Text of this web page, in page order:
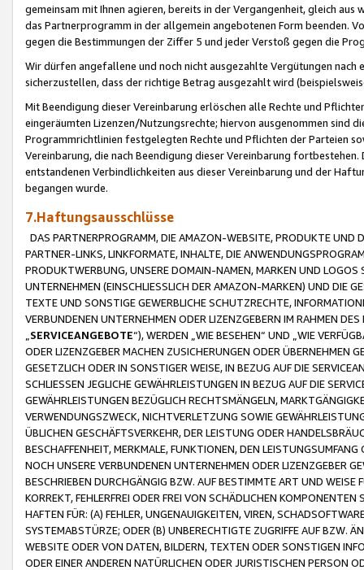
gemeinsam mit Ihnen agieren, bereits in der Vergangenheit, gleich
das Partnerprogramm in der allgemein angebotenen Form beenden.
gegen die Bestimmungen der Ziffer 5 und jeder Verstoß gegen die
Wir dürfen angefallene und noch nicht ausgezahlte Vergütungen
sicherzustellen, dass der richtige Betrag ausgezahlt wird
Mit Beendigung dieser Vereinbarung erlöschen alle Rechte und
eingeräumten Lizenzen/Nutzungsrechte; hiervon ausgenommen sind
Programmrichtlinien festgelegten Rechte und Pflichten der Parteien
Vereinbarung, die nach Beendigung dieser Vereinbarung
entstandenen Verbindlichkeiten aus dieser Vereinbarung und der
begangen wurde.
7.Haftungsausschlüsse
DAS PARTNERPROGRAMM, DIE AMAZON-WEBSITE, PRODUKTE UND
PARTNER-LINKS, LINKFORMATE, INHALTE, DIE
PRODUKTWERBUNG, UNSERE DOMAIN-NAMEN, MARKEN UND
UNTERNEHMEN (EINSCHLIESSLICH DER AMAZON-MARKEN) UND DIE
TEXTE UND SONSTIGE GEWERBLICHE SCHUTZRECHTE,
VERBUNDENEN UNTERNEHMEN ODER LIZENZGEBERN IM RAHMEN
SERVICEANGEBOTE“), WERDEN „WIE BESEHEN“ UND „WIE
ODER LIZENZGEBER MACHEN ZUSICHERUNGEN ODER ÜBERNEHMEN
GESETZLICH ODER IN SONSTIGER WEISE, IN BEZUG AUF DIE
SCHLIESSEN JEGLICHE GEWÄHRLEISTUNGEN IN BEZUG AUF DIE
GEWÄHRLEISTUNGEN BEZÜGLICH RECHTSMÄNGELN,
VERWENDUNGSZWECK, NICHTVERLETZUNG SOWIE
ÜBLICHEN GESCHÄFTSVERKEHR, DER LEISTUNG ODER
BESCHAFFENHEIT, MERKMALE, FUNKTIONEN, DEN
NOCH UNSERE VERBUNDENEN UNTERNEHMEN ODER LIZENZGEBER
BESCHRIEBEN DURCHGÄNGIG BZW. AUF BESTIMMTE ART UND
KORREKT, FEHLERFREI ODER FREI VON SCHÄDLICHEN
HAFTEN FÜR: (A) FEHLER, UNGENAUIGKEITEN, VIREN,
SYSTEMABSTÜRZE; ODER (B) UNBERECHTIGTE ZUGRIFFE AUF BZW.
WEBSITE ODER VON DATEN, BILDERN, TEXTEN ODER SONSTIGEN
ODER EINER ANDEREN NATÜRLICHEN ODER JURISTISCHEN PERSON